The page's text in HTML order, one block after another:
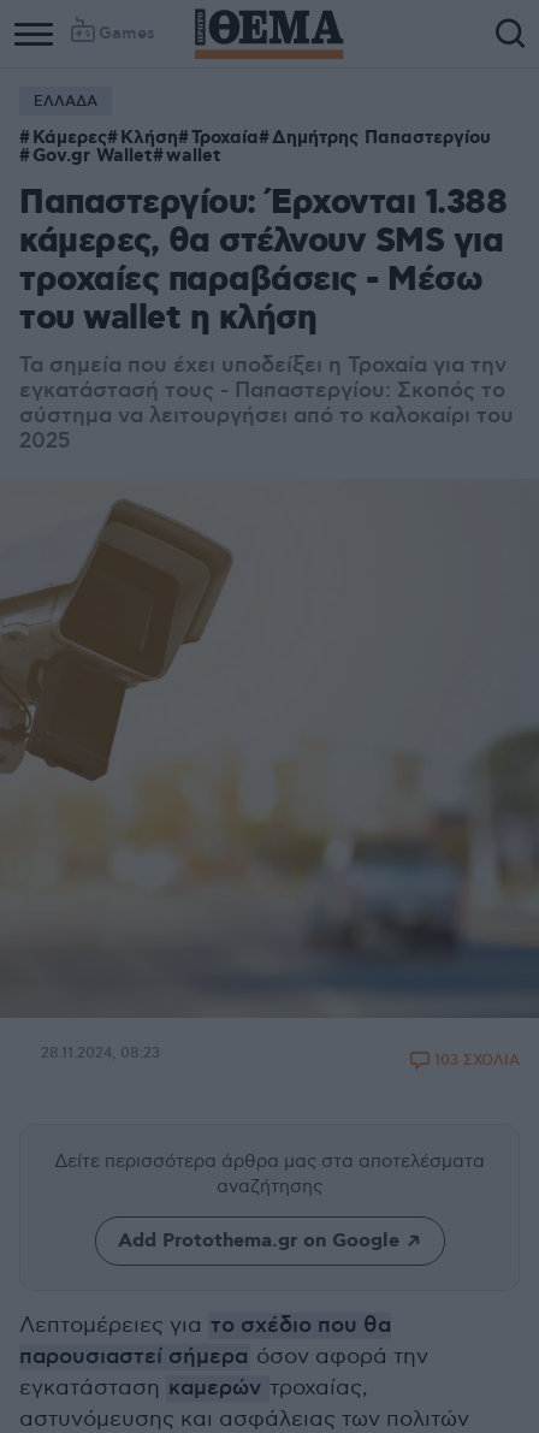
Games
ΕΛΛΑΔΑ
Κάμερες Κλήση Τροχαία Δημήτρης Παπαστεργίου
Gov.gr Wallet wallet
Παπαστεργίου: Έρχονται 1.388
κάμερες, θα στέλνουν SMS για
τροχαίες παραβάσεις - Μέσω
του wallet η κλήση
Τα σημεία που έχει υποδείξει η Τροχαία για την
εγκατάστασή τους - Παπαστεργίου: Σκοπός το
σύστημα να λειτουργήσει από το καλοκαίρι του
2025
28.11.2024, 08:23 103 ΣΧΟΛΙΑ
Δείτε περισσότερα άρθρα μας στα αποτελέσματα
αναζήτησης
Add Protothema.gr on Google
Λεπτομέρειες για το σχέδιο που θα
παρουσιαστεί σήμερα όσον αφορά την
εγκατάσταση καμερών τροχαίας,
αστυνόμευσης και ασφάλειας των πολιτών